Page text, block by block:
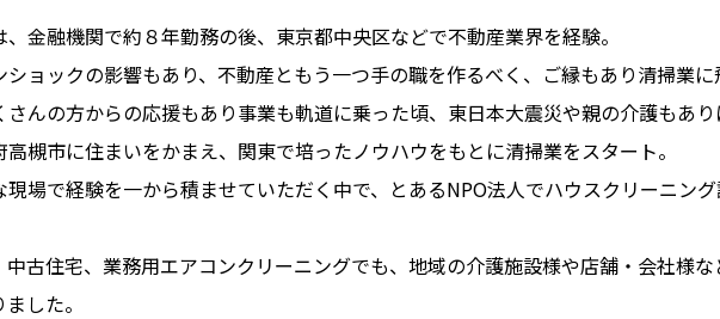
金融機関で約８年勤務の後、東京都中央区などで不動産業界を経験。
ョックの影響もあり、不動産ともう一つ手の職を作るべく、ご縁もあり清掃業に
んの方からの応援もあり事業も軌道に乗った頃、東日本大震災や親の介護もあり
高槻市に住まいをかまえ、関東で培ったノウハウをもとに清掃業をスタート。
場で経験を一から積ませていただく中で、とあるNPO法人でハウスクリーニン
古住宅、業務用エアコンクリーニングでも、地域の介護施設様や店舗・会社様
した。